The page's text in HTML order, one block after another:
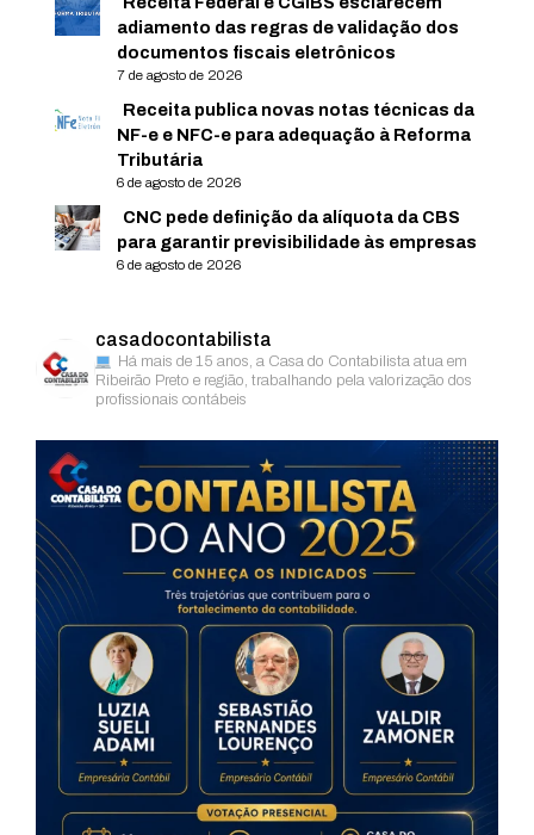
adiamento das regras de validação dos
documentos fiscais eletrônicos
7 de agosto de 2026
Receita publica novas notas técnicas da
NF-e e NFC-e para adequação à Reforma
Tributária
6 de agosto de 2026
CNC pede definição da alíquota da CBS
para garantir previsibilidade às empresas
6 de agosto de 2026
casadocontabilista
Há mais de 15 anos, a Casa do Contabilista atua em
Ribeirão Preto e região, trabalhando pela valorização dos
profissionais contábeis